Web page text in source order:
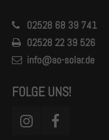
02528 68 39 741
02528 22 39 526
info@ao-solar.de
FOLGE UNS!